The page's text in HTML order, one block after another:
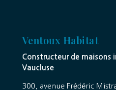
Ventoux Habitat
Constructeur de maisons
Vaucluse
300, avenue Frédéric